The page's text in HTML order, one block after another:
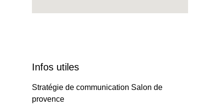
Infos utiles
Stratégie de communication Salon de
provence